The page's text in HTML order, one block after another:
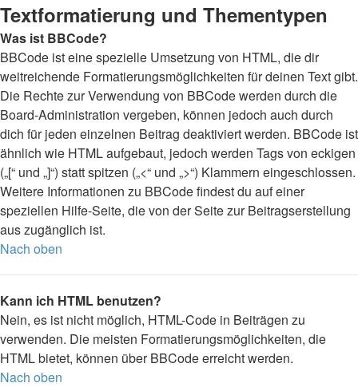
Textformatierung und Thementypen
Was ist BBCode?
BBCode ist eine spezielle Umsetzung von HTML, die dir
weitreichende Formatierungsmöglichkeiten für deinen Text gibt.
Die Rechte zur Verwendung von BBCode werden durch die
Board-Administration vergeben, können jedoch auch durch
dich für jeden einzelnen Beitrag deaktiviert werden. BBCode ist
ähnlich wie HTML aufgebaut, jedoch werden Tags von eckigen
(„[“ und „]“) statt spitzen („<“ und „>“) Klammern eingeschlossen.
Weitere Informationen zu BBCode findest du auf einer
speziellen Hilfe-Seite, die von der Seite zur Beitragserstellung
aus zugänglich ist.
Nach oben
Kann ich HTML benutzen?
Nein, es ist nicht möglich, HTML-Code in Beiträgen zu
verwenden. Die meisten Formatierungsmöglichkeiten, die
HTML bietet, können über BBCode erreicht werden.
Nach oben